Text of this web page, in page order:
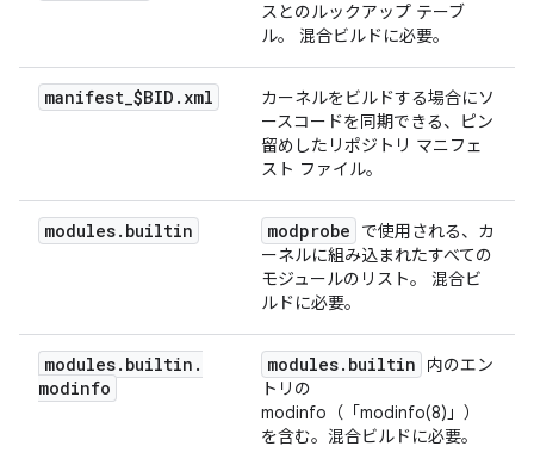
スとのルックアップ テーブ
ル。 混合ビルドに必要。
manifest_$BID . xml
カーネルをビルドする場合にソ
ースコードを同期できる、ピン
留めしたリポジトリ マニフェ
スト ファイル。
modules. builtin modprobe
で使用される、カ
ーネルに組み込まれたすべての
モジュールのリスト。 混合ビ
ルドに必要。
modules. builtin .
modinfo
modules. builtin
内のエン
トリの
modinfo（「modinfo(8)」）
を含む。混合ビルドに必要。